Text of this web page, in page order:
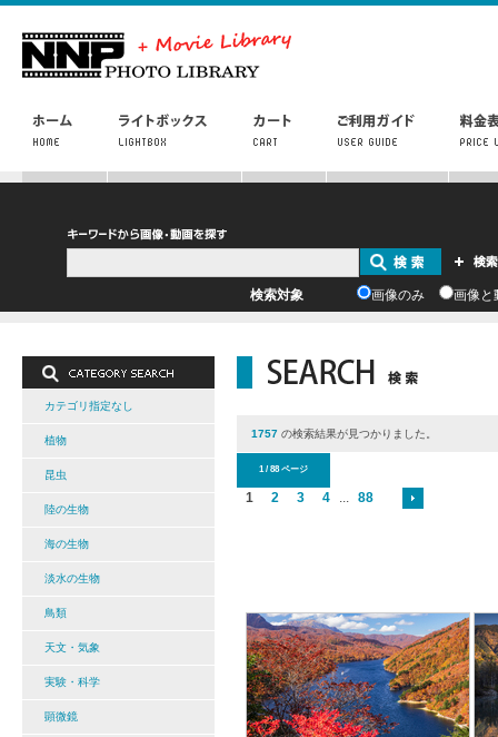
検索対象 画像のみ 画像と
カテゴリ指定なし
植物
昆虫
陸の生物
海の生物
淡水の生物
鳥類
天文・気象
実験・科学
顕微鏡
1757 の検索結果が見つかりました。
1 / 88 ページ
1 2 3 4 ... 88